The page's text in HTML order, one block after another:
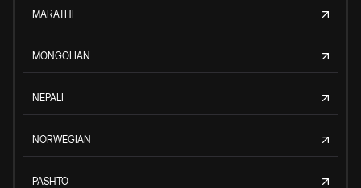
MARATHI
MONGOLIAN
NEPALI
NORWEGIAN
PASHTO